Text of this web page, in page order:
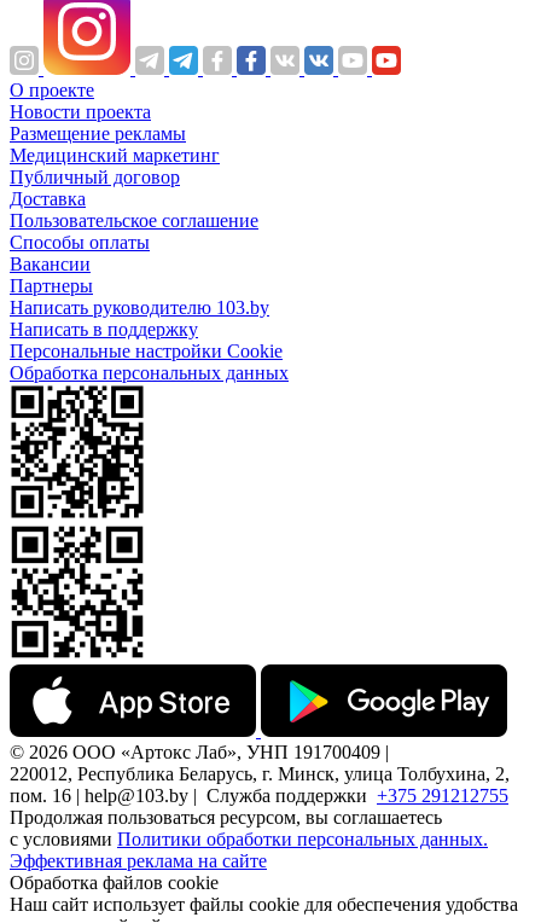
О проекте
Новости проекта
Размещение рекламы
Медицинский маркетинг
Публичный договор
Доставка
Пользовательское соглашение
Способы оплаты
Вакансии
Партнеры
Написать руководителю 103.by
Написать в поддержку
Персональные настройки Cookie
Обработка персональных данных
© 2026 ООО «Артокс Лаб», УНП 191700409 |
220012, Республика Беларусь, г. Минск, улица Толбухина, 2,
пом. 16 | help@103.by | Служба поддержки +375 291212755
Продолжая пользоваться ресурсом, вы соглашаетесь
с условиями Политики обработки персональных данных.
Эффективная реклама на сайте
Обработка файлов cookie
Наш сайт использует файлы cookie для обеспечения удобства